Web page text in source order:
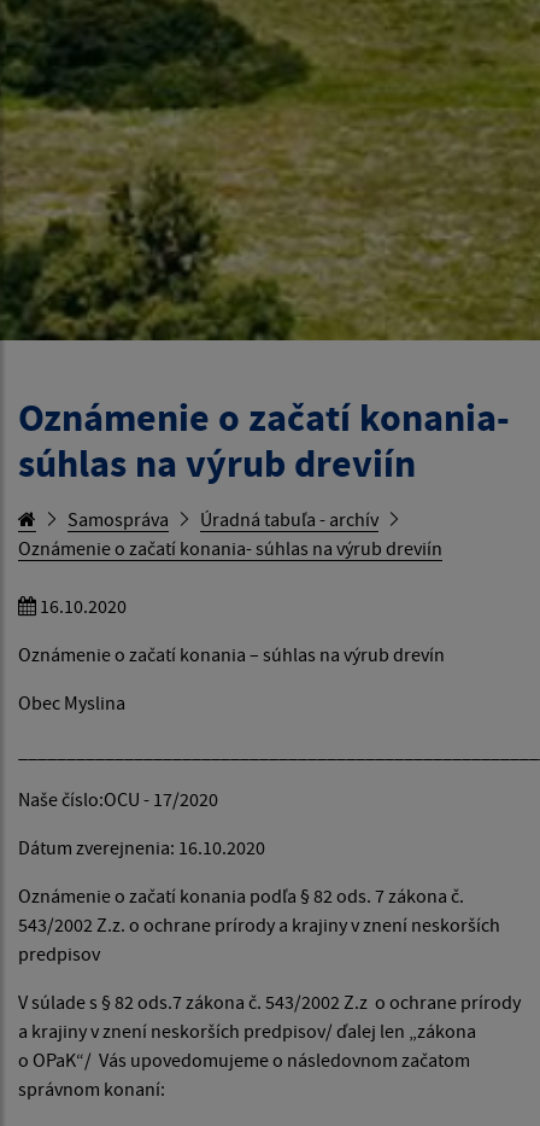
Oznámenie o začatí konania-
súhlas na výrub dreviín
Samospráva
Úradná tabuľa - archív
Oznámenie o začatí konania- súhlas na výrub dreviín
16.10.2020
Oznámenie o začatí konania – súhlas na výrub drevín
Obec Myslina
Naše číslo:OCU - 17/2020
Dátum zverejnenia: 16.10.2020
Oznámenie o začatí konania podľa § 82 ods. 7 zákona č.
543/2002 Z.z. o ochrane prírody a krajiny v znení neskorších
predpisov
V súlade s § 82 ods.7 zákona č. 543/2002 Z.z o ochrane prírody
a krajiny v znení neskorších predpisov/ ďalej len „zákona
o OPaK“/ Vás upovedomujeme o následovnom začatom
správnom konaní: